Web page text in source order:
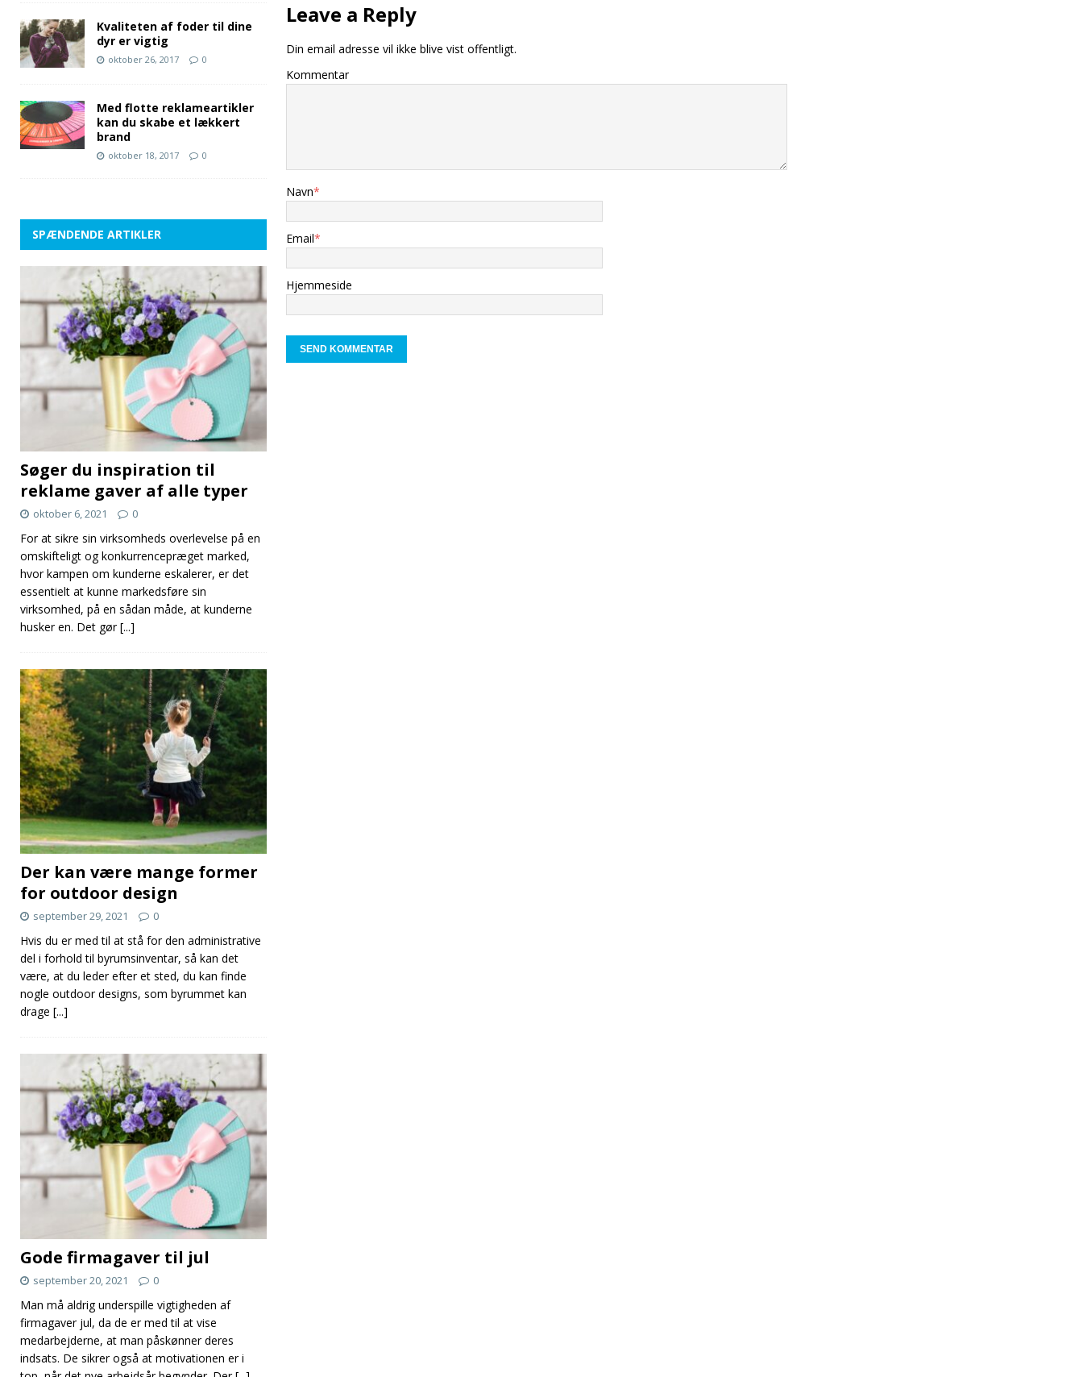
Leave a Reply
Din email adresse vil ikke blive vist offentligt.
Kommentar
Navn*
Email*
Hjemmeside
Kvaliteten af foder til dine
dyr er vigtig
oktober 26, 2017 0
Med flotte reklameartikler
kan du skabe et lækkert
brand
oktober 18, 2017 0
SPÆNDENDE ARTIKLER
Søger du inspiration til
reklame gaver af alle typer
oktober 6, 2021 0
For at sikre sin virksomheds overlevelse på en
omskifteligt og konkurrencepræget marked,
hvor kampen om kunderne eskalerer, er det
essentielt at kunne markedsføre sin
virksomhed, på en sådan måde, at kunderne
husker en. Det gør[...]
Der kan være mange former
for outdoor design
september 29, 2021 0
Hvis du er med til at stå for den administrative
del i forhold til byrumsinventar, så kan det
være, at du leder efter et sted, du kan finde
nogle outdoor designs, som byrummet kan
drage [...]
Gode firmagaver til jul
september 20, 2021 0
Man må aldrig underspille vigtigheden af
firmagaver jul, da de er med til at vise
medarbejderne, at man påskønner deres
indsats. De sikrer også at motivationen er i